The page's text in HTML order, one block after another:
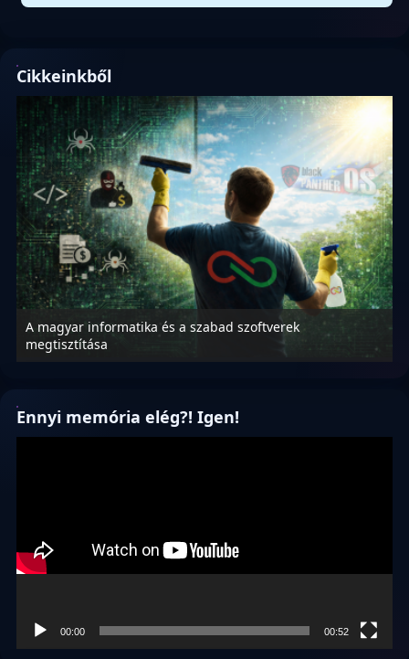
Cikkeinkből
informatika és a szabad szoftverek
Microsoft
Ennyi memória elég?! Igen!
00:00 00:52